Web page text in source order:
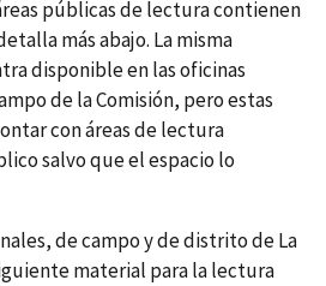
públicas de lectura contienen
más abajo. La misma
disponible en las oficinas
de la Comisión, pero estas
con áreas de lectura
salvo que el espacio lo
de campo y de distrito de La
material para la lectura